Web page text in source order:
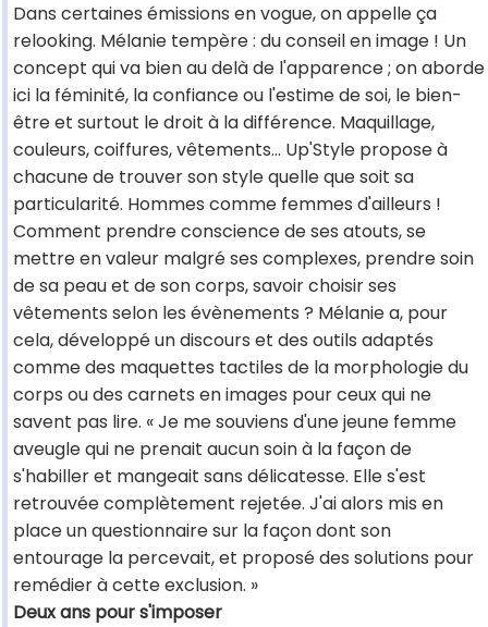
Dans certaines émissions en vogue, on appelle ça
relooking. Mélanie tempère : du conseil en image ! Un
concept qui va bien au delà de l'apparence ; on aborde
ici la féminité, la confiance ou l'estime de soi, le bien-
être et surtout le droit à la différence. Maquillage,
couleurs, coiffures, vêtements... Up'Style propose à
chacune de trouver son style quelle que soit sa
particularité. Hommes comme femmes d'ailleurs !
Comment prendre conscience de ses atouts, se
mettre en valeur malgré ses complexes, prendre soin
de sa peau et de son corps, savoir choisir ses
vêtements selon les évènements ? Mélanie a, pour
cela, développé un discours et des outils adaptés
comme des maquettes tactiles de la morphologie du
corps ou des carnets en images pour ceux qui ne
savent pas lire. « Je me souviens d'une jeune femme
aveugle qui ne prenait aucun soin à la façon de
s'habiller et mangeait sans délicatesse. Elle s'est
retrouvée complètement rejetée. J'ai alors mis en
place un questionnaire sur la façon dont son
entourage la percevait, et proposé des solutions pour
remédier à cette exclusion. »
Deux ans pour s'imposer